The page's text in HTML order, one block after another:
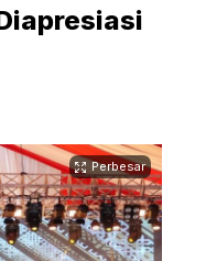
Perbesar